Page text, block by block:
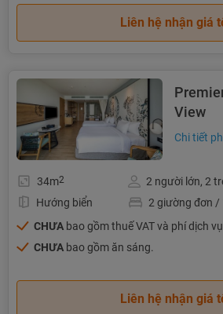
Liên hệ nhận giá
View
Chi tiết
34m2
2 người lớn, 2
Hướng biển
2 giường đơn /
CHƯA bao gồm thuế VAT và phí dịch
CHƯA bao gồm ăn sáng.
Liên hệ nhận giá